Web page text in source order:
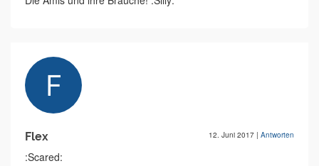
Flex 12. Juni 2017 | Antworten
:Scared: